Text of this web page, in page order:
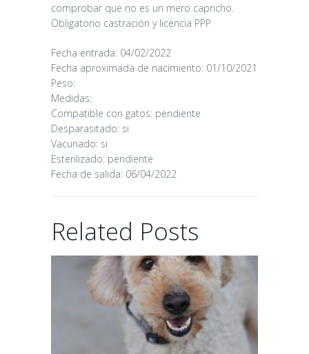
comprobar que no es un mero capricho.
Obligatorio castración y licencia PPP
Fecha entrada: 04/02/2022
Fecha aproximada de nacimiento: 01/10/2021
Peso:
Medidas:
Compatible con gatos: pendiente
Desparasitado: si
Vacunado: si
Esterilizado: pendiente
Fecha de salida: 06/04/2022
Related Posts
CANDY
16/06/2026
02/06/2026